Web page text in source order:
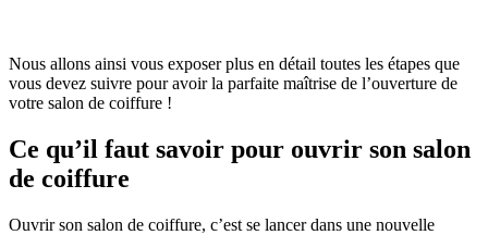
Nous allons ainsi vous exposer plus en détail toutes les étapes que
vous devez suivre pour avoir la parfaite maîtrise de l’ouverture de
votre salon de coiffure !
Ce qu’il faut savoir pour ouvrir son salon
de coiffure
Ouvrir son salon de coiffure, c’est se lancer dans une nouvelle